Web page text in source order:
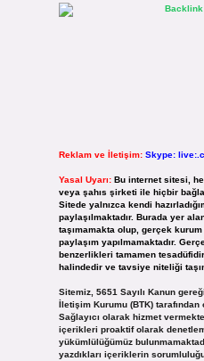
Reklam ve İletişim: Skype:
Yasal Uyarı: Bu internet sitesi,
veya şahıs şirketi ile hiçbir
Sitede yalnızca kendi
paylaşılmaktadır. Burada yer
taşımamakta olup, gerçek
paylaşım yapılmamaktadır.
benzerlikleri tamamen
halindedir ve tavsiye niteliği
Sitemiz, 5651 Sayılı Kanun
İletişim Kurumu (BTK)
Sağlayıcı olarak hizmet
içerikleri proaktif olarak
yükümlülüğümüz
yazdıkları içeriklerin